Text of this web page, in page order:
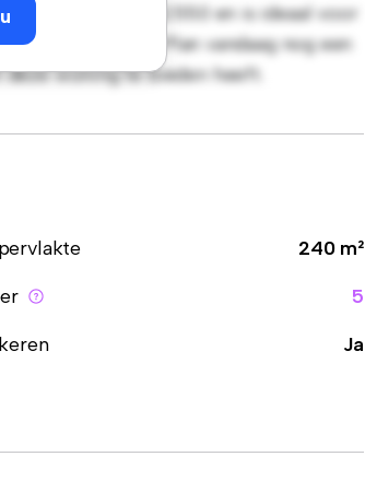
prijs van € 2.550 en is ideaal voor
buitenwijken. Plan vandaag nog een
woning te bieden heeft.
240 m²
5
Ja